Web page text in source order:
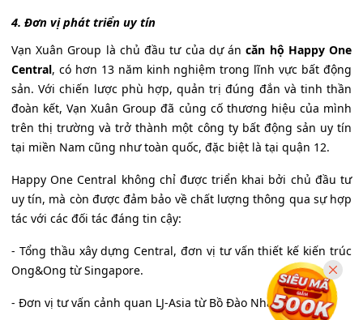
4. Đơn vị phát triển uy tín
Vạn Xuân Group là chủ đầu tư của dự áncăn hộ Happy One
Central, có hơn 13 năm kinh nghiệm trong lĩnh vực bất động
sản. Với chiến lược phù hợp, quản trị đúng đắn và tinh thần
đoàn kết, Vạn Xuân Group đã củng cố thương hiệu của mình
trên thị trường và trở thành một công ty bất động sản uy tín
tại miền Nam cũng như toàn quốc, đặc biệt là tại quận 12.
Happy One Central không chỉ được triển khai bởi chủ đầu tư
uy tín, mà còn được đảm bảo về chất lượng thông qua sự hợp
tác với các đối tác đáng tin cậy:
- Tổng thầu xây dựng Central, đơn vị tư vấn thiết kế kiến trúc
Ong&Ong từ Singapore.
- Đơn vị tư vấn cảnh quan LJ-Asia từ Bồ Đào Nha.